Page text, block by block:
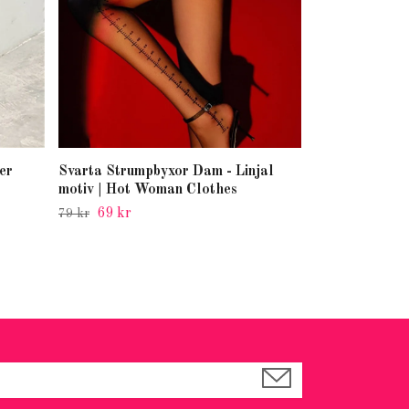
Svarta Strumpbyxor Dam - Linjal
motiv | Hot Woman Clothes
79 kr 69 kr